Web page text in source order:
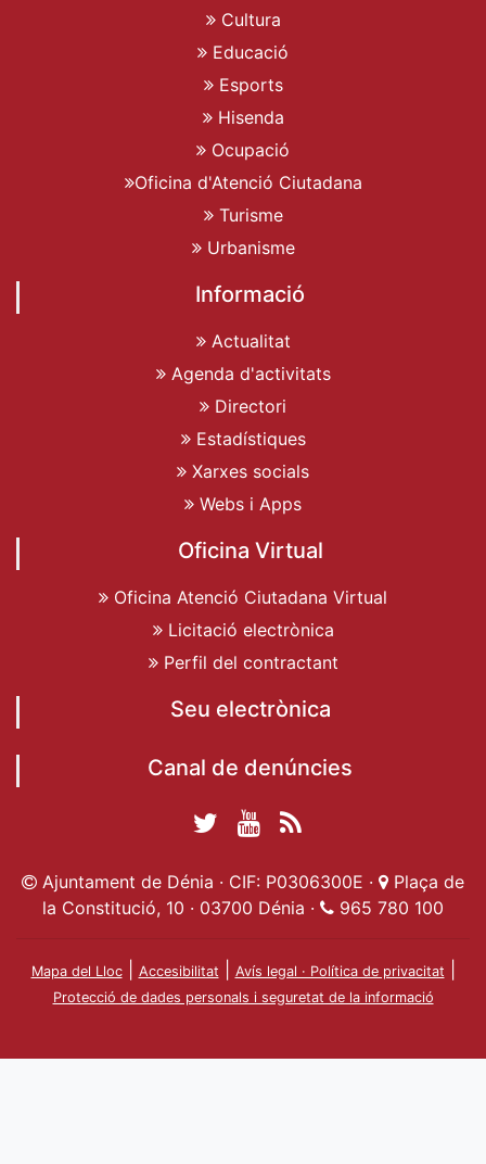
Cultura
Educació
Esports
Hisenda
Ocupació
Oficina d'Atenció Ciutadana
Turisme
Urbanisme
Informació
Actualitat
Agenda d'activitats
Directori
Estadístiques
Xarxes socials
Webs i Apps
Oficina Virtual
Oficina Atenció Ciutadana Virtual
Licitació electrònica
Perfil del contractant
Seu electrònica
Canal de denúncies
de Dénia
Twitter Ajuntament
de Dénia
Ajuntament de
Dénia
Actualitat
Ajuntament
Ajuntament de Dénia · CIF: P0306300E ·
Plaça de
la Constitució, 10 · 03700 Dénia ·
965 780 100
Mapa del Lloc| Accesibilitat Avís legal · Política de privacitat
Protecció de dades personals i seguretat de la informació